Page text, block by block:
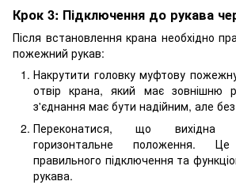
Крок 3: Підключення до рукава
Після встановлення крана необхідно
пожежний рукав:
Накрутити головку муфтову
отвір крана, який має зовнішню
з'єднання має бути надійним, але
Переконатися, що вихідна
горизонтальне положення.
правильного підключення та
рукава.